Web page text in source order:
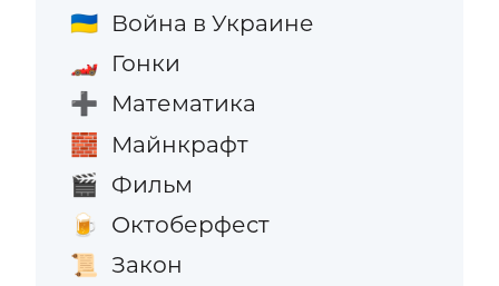
🇺🇦 Война в Украине
🏎️ Гонки
➕ Математика
🧱 Майнкрафт
🎬 Фильм
🍺 Октоберфест
📜 Закон